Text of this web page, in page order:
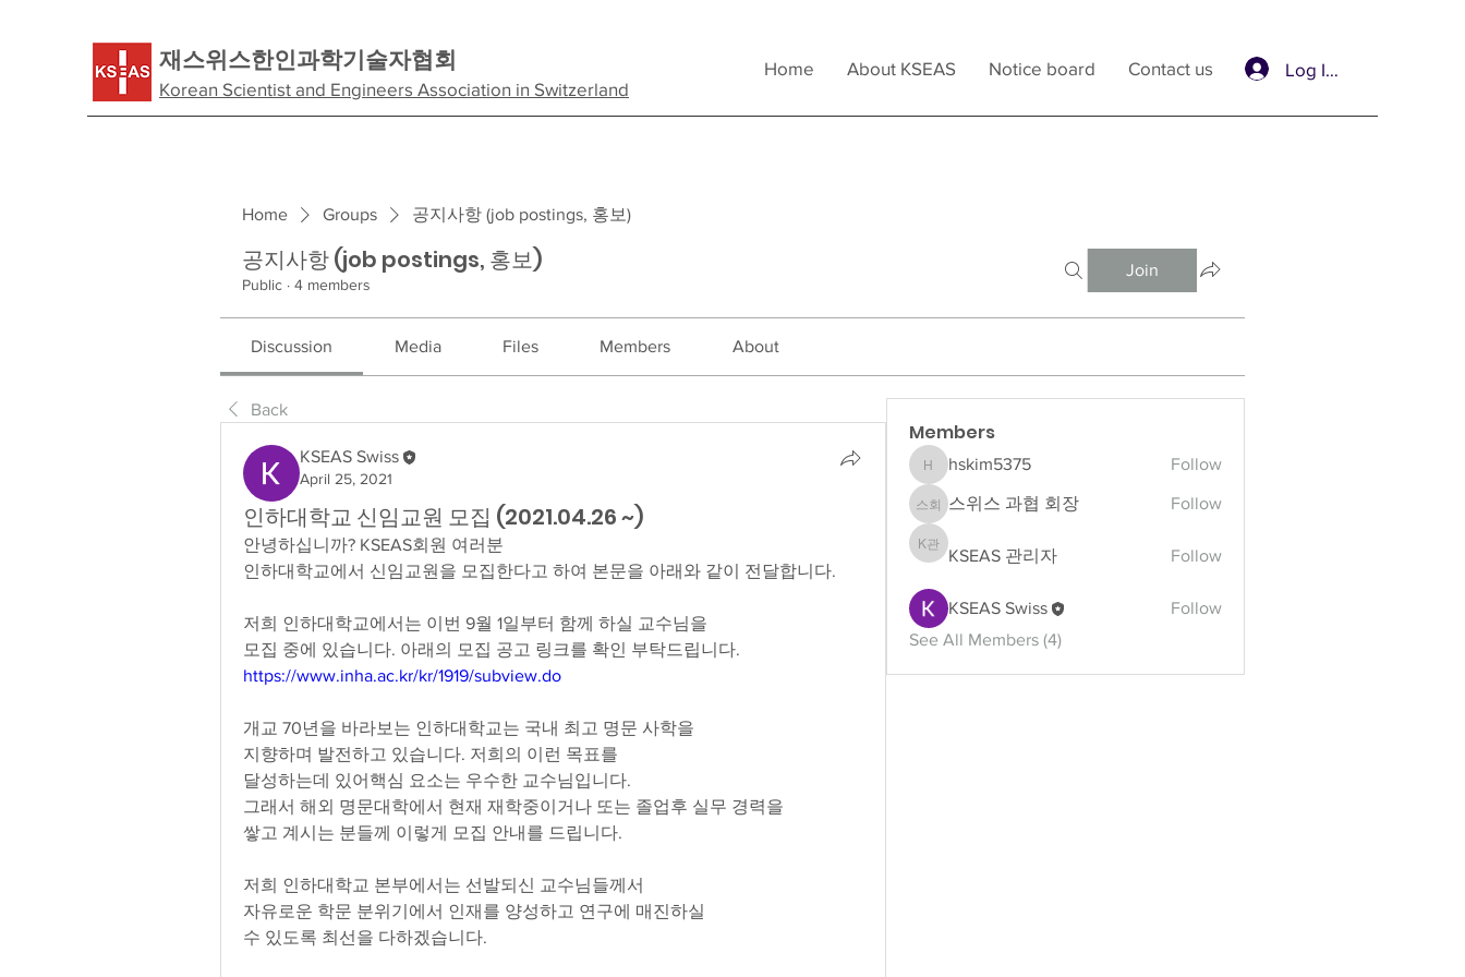
​재스위스한인과학기술자협회
Korean Scientist and Engineers Association in Switzerland
Home About KSEAS Notice board Contact us Log In / Sign Up
Home Groups 공지사항 (job postings, 홍보)
공지사항 (job postings, 홍보)
Public · 4 members
Join
Discussion Media Files Members About
Back
KSEAS Swiss
April 25, 2021
인하대학교 신임교원 모집 (2021.04.26 ~)
안녕하십니까? KSEAS회원 여러분
인하대학교에서 신임교원을 모집한다고 하여 본문을 아래와 같이 전달합니다.
저희 인하대학교에서는 이번 9월 1일부터 함께 하실 교수님을
모집 중에 있습니다. 아래의 모집 공고 링크를 확인 부탁드립니다.
https://www.inha.ac.kr/kr/1919/subview.do
개교 70년을 바라보는 인하대학교는 국내 최고 명문 사학을
지향하며 발전하고 있습니다. 저희의 이런 목표를
달성하는데 있어핵심 요소는 우수한 교수님입니다.
그래서 해외 명문대학에서 현재 재학중이거나 또는 졸업후 실무 경력을
쌓고 계시는 분들께 이렇게 모집 안내를 드립니다.
저희 인하대학교 본부에서는 선발되신 교수님들께서
자유로운 학문 분위기에서 인재를 양성하고 연구에 매진하실
수 있도록 최선을 다하겠습니다.
Members
hskim5375
hskim5375 Follow
스위스 과협 회장
스위스 과협 회장 Follow
KSEAS 관리자
KSEAS 관리자 Follow
KSEAS Swiss
Follow
See All Members (4)